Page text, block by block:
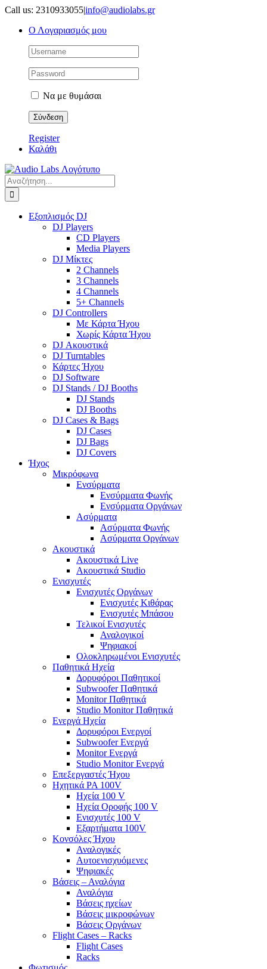
Μετάβαση
περιεχόμενο
Call us: 2310933055|info@audiolabs.gr
Ο Λογαριασμός μου
Να με θυμάσαι
Register
Καλάθι
Αναζήτηση
για:
Εξοπλισμός DJ
DJ Players
CD Players
Media Players
DJ Μίκτες
2 Channels
3 Channels
4 Channels
5+ Channels
DJ Controllers
Με Κάρτα Ήχου
Χωρίς Κάρτα Ήχου
DJ Ακουστικά
DJ Turntables
Κάρτες Ήχου
DJ Software
DJ Stands / DJ Booths
DJ Stands
DJ Booths
DJ Cases & Bags
DJ Cases
DJ Bags
DJ Covers
Ήχος
Μικρόφωνα
Ενσύρματα
Ενσύρματα Φωνής
Ενσύρματα Οργάνων
Ασύρματα
Ασύρματα Φωνής
Ασύρματα Οργάνων
Ακουστικά
Ακουστικά Live
Ακουστικά Studio
Ενισχυτές
Ενισχυτές Οργάνων
Ενισχυτές Κιθάρας
Ενισχυτές Μπάσου
Τελικοί Ενισχυτές
Αναλογικοί
Ψηφιακοί
Ολοκληρωμένοι Ενισχυτές
Παθητικά Ηχεία
Δορυφόροι Παθητικοί
Subwoofer Παθητικά
Monitor Παθητικά
Studio Monitor Παθητικά
Ενεργά Ηχεία
Δορυφόροι Ενεργοί
Subwoofer Ενεργά
Monitor Ενεργά
Studio Monitor Ενεργά
Επεξεργαστές Ήχου
Ηχητικά PA 100V
Ηχεία 100 V
Ηχεία Οροφής 100 V
Ενισχυτές 100 V
Εξαρτήματα 100V
Κονσόλες Ήχου
Αναλογικές
Αυτοενισχυόμενες
Ψηφιακές
Βάσεις – Αναλόγια
Αναλόγια
Βάσεις ηχείων
Βάσεις μικροφώνων
Βάσεις Οργάνων
Flight Cases – Racks
Flight Cases
Racks